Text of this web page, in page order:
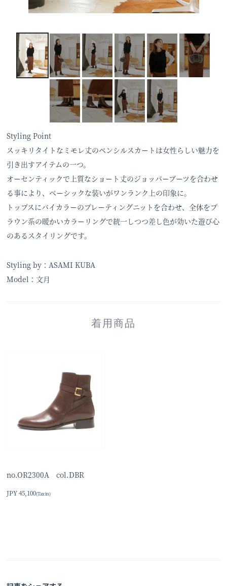
Styling Point
スッキリタイトなミモレ丈のペンシルスカートは女性らしい魅力を
引き出すアイテムの一つ。
オーセンティックで上質なショート丈のジョッパーブーツを合わせ
る事により、ベーシックな装いがワンランク上の印象に。
トップスにバイカラーのプレーティングニットを合わせ、全体をブ
ラウン系の暖かいカラーリングで統一しつつ差し色が効いた遊び心
のあるスタイリングです。
Styling by：ASAMI KUBA
Model：文月
着用商品
no.OR2300A col.DBR
JPY 45,100(Tax in)